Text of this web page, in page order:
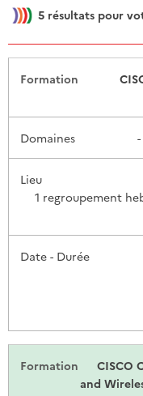
5 résultats pour
1 regroupement
CISCO
and